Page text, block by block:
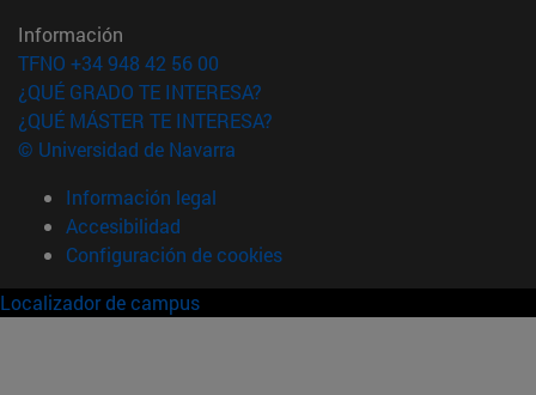
Información
TFNO +34 948 42 56 00
¿QUÉ GRADO TE INTERESA?
¿QUÉ MÁSTER TE INTERESA?
© Universidad de Navarra
Información legal
Accesibilidad
Configuración de cookies
Localizador de campus